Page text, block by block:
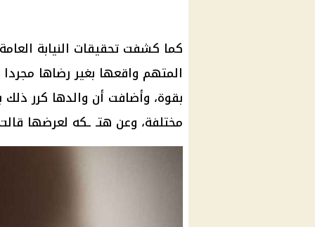
كما كشفت تحقيقات النيابة
المتهم واقعها بغير رضاها
بقوة، وأضافت أن والدها كرر
مختلفة، وعن هتـ ـكه لعرضها